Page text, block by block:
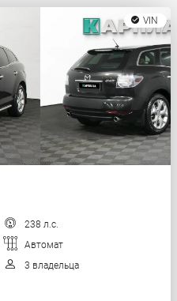
VIN
238 л.с.
Автомат
3 владельца